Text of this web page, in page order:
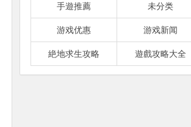
手遊推薦 未分类
游戏优惠 游戏新闻
絶地求生攻略 遊戲攻略大全